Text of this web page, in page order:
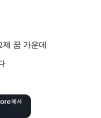
꿈 가운데